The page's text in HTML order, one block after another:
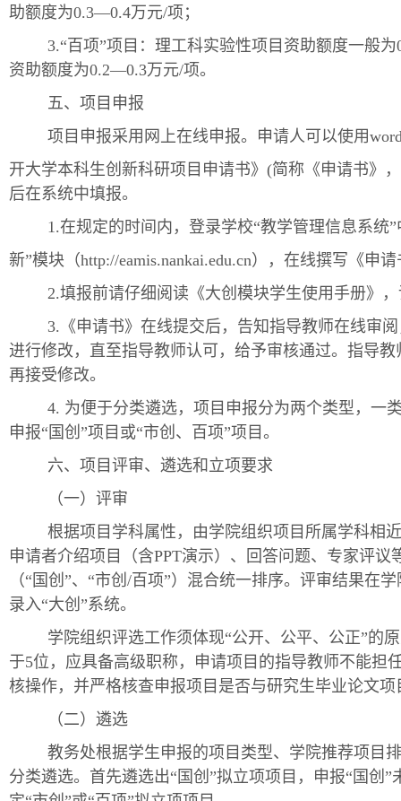
助额度为0.3—0.4万元/项；
3.“百项”项目：理工科实验性项目资助额度一般
资助额度为0.2—0.3万元/项。
五、项目申报
项目申报采用网上在线申报。申请人可以使用
开大学本科生创新科研项目申请书》(简称《申请书》
后在系统中填报。
1.在规定的时间内，登录学校“教学管理信息系统”
新”模块（http://eamis.nankai.edu.cn），在线撰写《申
2.填报前请仔细阅读《大创模块学生使用手册》
3.《申请书》在线提交后，告知指导教师在线审
进行修改，直至指导教师认可，给予审核通过。指导
再接受修改。
4. 为便于分类遴选，项目申报分为两个类型，一
申报“国创”项目或“市创、百项”项目。
六、项目评审、遴选和立项要求
（一）评审
根据项目学科属性，由学院组织项目所属学科相
申请者介绍项目（含PPT演示）、回答问题、专家评
（“国创”、“市创/百项”）混合统一排序。评审结果在
录入“大创”系统。
学院组织评选工作须体现“公开、公平、公正”的
于5位，应具备高级职称，申请项目的指导教师不能担
核操作，并严格核查申报项目是否与研究生毕业论文
（二）遴选
教务处根据学生申报的项目类型、学院推荐项目
分类遴选。首先遴选出“国创”拟立项项目，申报“国创